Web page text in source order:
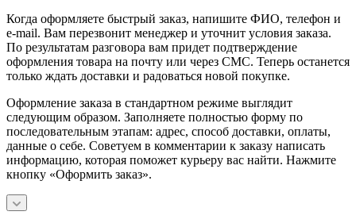
Когда оформляете быстрый заказ, напишите ФИО, телефон и
e-mail. Вам перезвонит менеджер и уточнит условия заказа.
По результатам разговора вам придет подтверждение
оформления товара на почту или через СМС. Теперь останется
только ждать доставки и радоваться новой покупке.
Оформление заказа в стандартном режиме выглядит
следующим образом. Заполняете полностью форму по
последовательным этапам: адрес, способ доставки, оплаты,
данные о себе. Советуем в комментарии к заказу написать
информацию, которая поможет курьеру вас найти. Нажмите
кнопку «Оформить заказ».